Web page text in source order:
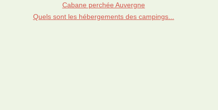
Cabane perchée Auvergne
Quels sont les hébergements des campings...